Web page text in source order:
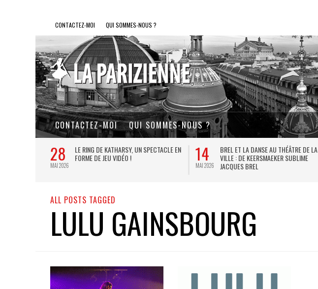
CONTACTEZ-MOI QUI SOMMES-NOUS ?
CONTACTEZ-MOI QUI SOMMES-NOUS ?
28
MAI 2026
LE RING DE KATHARSY, UN SPECTACLE EN
FORME DE JEU VIDÉO !
14
MAI 2026
BREL ET LA DANSE AU THÉÂTRE DE LA
VILLE : DE KEERSMAEKER SUBLIME
JACQUES BREL
ALL POSTS TAGGED
LULU GAINSBOURG